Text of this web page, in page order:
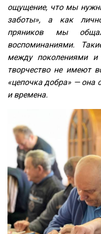
ощущение, что мы
заботы», а как
пряников мы
воспоминаниями.
между поколениями
творчество не имеют
«цепочка добра» — она
и времена.